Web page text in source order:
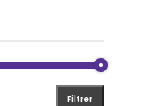
Filtrer